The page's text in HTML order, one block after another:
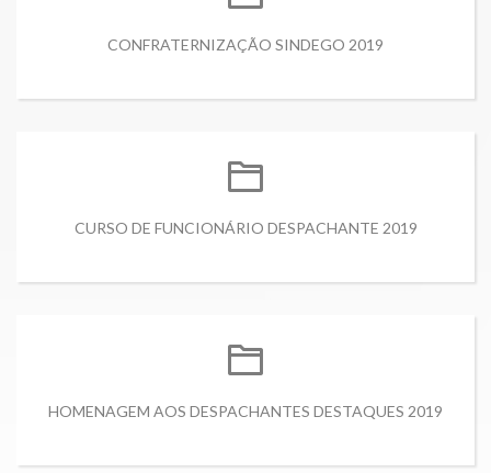
CONFRATERNIZAÇÃO SINDEGO 2019
CURSO DE FUNCIONÁRIO DESPACHANTE 2019
HOMENAGEM AOS DESPACHANTES DESTAQUES 2019